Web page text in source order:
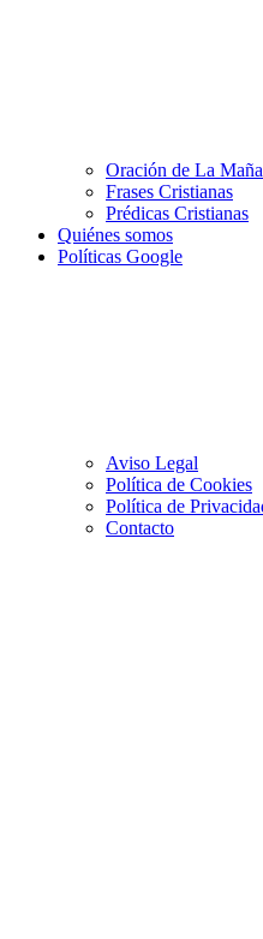
Oración de La
Frases Cristianas
Prédicas Cristianas
Quiénes somos
Políticas Google
Aviso Legal
Política de Cookies
Política de
Contacto